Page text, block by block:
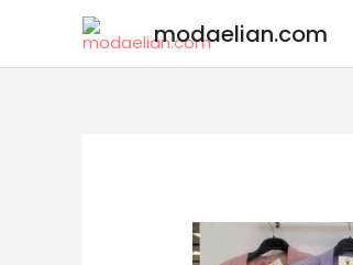
modaelian.com